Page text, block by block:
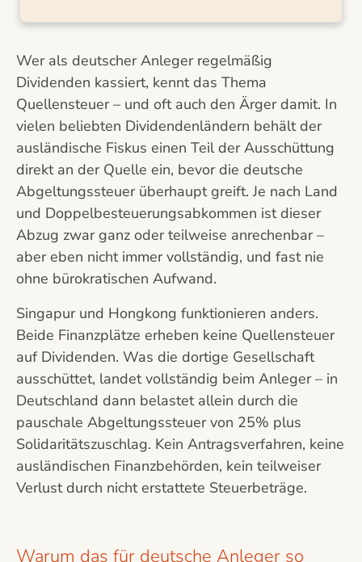
Wer als deutscher Anleger regelmäßig
Dividenden kassiert, kennt das Thema
Quellensteuer – und oft auch den Ärger damit. In
vielen beliebten Dividendenländern behält der
ausländische Fiskus einen Teil der Ausschüttung
direkt an der Quelle ein, bevor die deutsche
Abgeltungssteuer überhaupt greift. Je nach Land
und Doppelbesteuerungsabkommen ist dieser
Abzug zwar ganz oder teilweise anrechenbar –
aber eben nicht immer vollständig, und fast nie
ohne bürokratischen Aufwand.
Singapur und Hongkong funktionieren anders.
Beide Finanzplätze erheben keine Quellensteuer
auf Dividenden. Was die dortige Gesellschaft
ausschüttet, landet vollständig beim Anleger – in
Deutschland dann belastet allein durch die
pauschale Abgeltungssteuer von 25% plus
Solidaritätszuschlag. Kein Antragsverfahren, keine
ausländischen Finanzbehörden, kein teilweiser
Verlust durch nicht erstattete Steuerbeträge.
Warum das für deutsche Anleger so